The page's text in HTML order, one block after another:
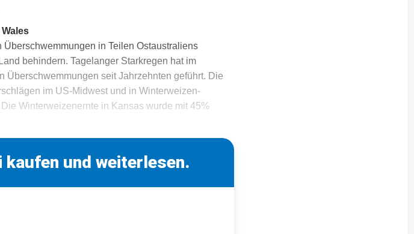
in Teilen Ostaustraliens
behindern. Tagelanger Starkregen hat im
Überschwemmungen seit Jahrzehnten geführt. Die
im US-Midwest und in Winterweizen-
Winterweizenernte in Kansas wurde mit 45%
und weiterlesen.